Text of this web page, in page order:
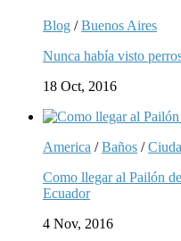
Blog /Buenos Aires
Nunca había visto
18 Oct, 2016
America /Baños /
Como llegar al Pailón
Ecuador
4 Nov, 2016